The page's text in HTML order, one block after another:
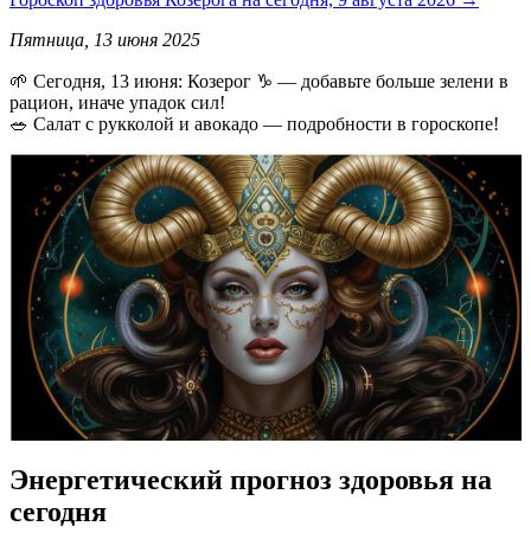
Пятница, 13 июня 2025
🌱 Сегодня, 13 июня: Козерог ♑ — добавьте больше зелени в
рацион, иначе упадок сил!
🥗 Салат с рукколой и авокадо — подробности в гороскопе!
Энергетический прогноз здоровья на
сегодня